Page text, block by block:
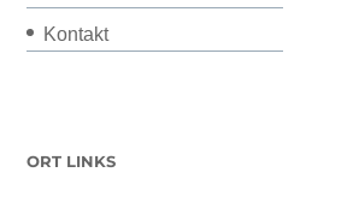
Kontakt
ORT LINKS